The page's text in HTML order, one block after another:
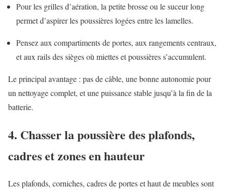
Pour les grilles d’aération, la petite brosse ou le suceur long
permet d’aspirer les poussières logées entre les lamelles.
Pensez aux compartiments de portes, aux rangements centraux,
et aux rails des sièges où miettes et poussières s’accumulent.
Le principal avantage : pas de câble, une bonne autonomie pour
un nettoyage complet, et une puissance stable jusqu’à la fin de la
batterie.
4. Chasser la poussière des plafonds,
cadres et zones en hauteur
Les plafonds, corniches, cadres de portes et haut de meubles sont